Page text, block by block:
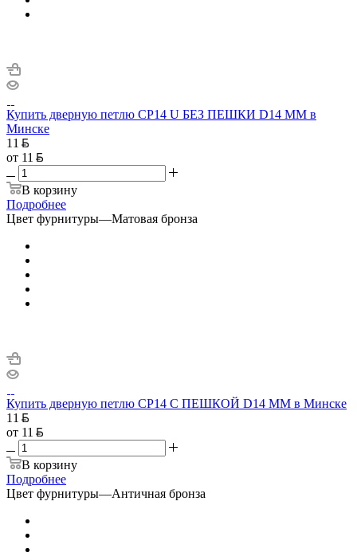
Купить дверную петлю CP14 U БЕЗ ПЕШКИ D14 ММ в
Минске
11
от 11
В корзину
Подробнее
Цвет фурнитуры—Матовая бронза
Купить дверную петлю CP14 С ПЕШКОЙ D14 ММ в Минске
11
от 11
В корзину
Подробнее
Цвет фурнитуры—Античная бронза